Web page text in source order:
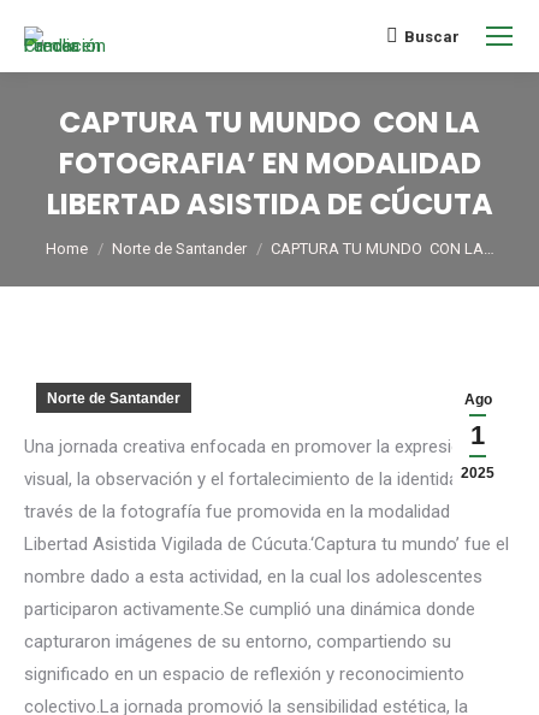
Buscar
CAPTURA TU MUNDO CON LA
FOTOGRAFIA’ EN MODALIDAD
LIBERTAD ASISTIDA DE CÚCUTA
You are here:
Home Norte de Santander CAPTURA TU MUNDO CON LA…
Ago
1
2025
Norte de Santander
Una jornada creativa enfocada en promover la expresión
visual, la observación y el fortalecimiento de la identidad a
través de la fotografía fue promovida en la modalidad
Libertad Asistida Vigilada de Cúcuta.‘Captura tu mundo’ fue el
nombre dado a esta actividad, en la cual los adolescentes
participaron activamente.Se cumplió una dinámica donde
capturaron imágenes de su entorno, compartiendo su
significado en un espacio de reflexión y reconocimiento
colectivo.La jornada promovió la sensibilidad estética, la